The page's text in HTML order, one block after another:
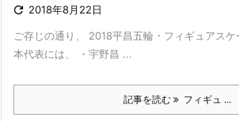
 2018年8月22日
ご存じの通り、 2018平昌五輪・フィギュアス
本代表には、 ・宇野昌 ...
記事を読む フィギュ ...